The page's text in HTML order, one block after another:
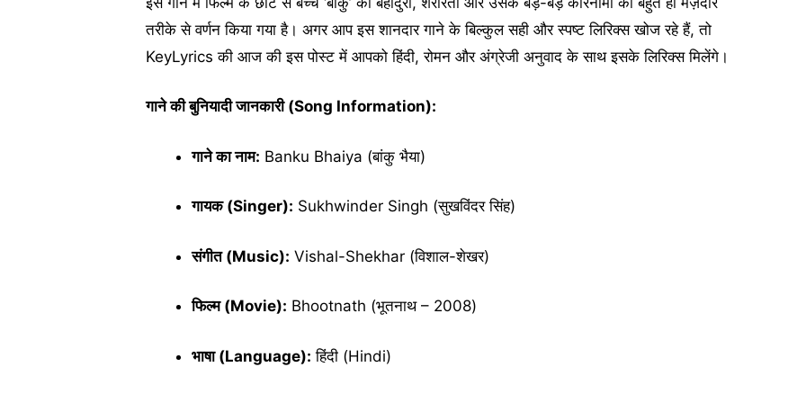
तरीके से वर्णन किया गया है। अगर आप इस शानदार गाने के बिल्कुल सही और स्पष्ट लिरिक्स खोज रहे हैं, तो
KeyLyrics की आज की इस पोस्ट में आपको हिंदी, रोमन और अंग्रेजी अनुवाद के साथ इसके लिरिक्स मिलेंगे।
गाने की बुनियादी जानकारी (Song Information):
गाने का नाम: Banku Bhaiya (बांकु भैया)
गायक (Singer): Sukhwinder Singh (सुखविंदर सिंह)
संगीत (Music): Vishal-Shekhar (विशाल-शेखर)
फिल्म (Movie): Bhootnath (भूतनाथ – 2008)
भाषा (Language): हिंदी (Hindi)